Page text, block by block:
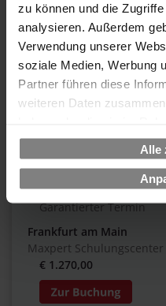
zu können und die
analysieren. Außerdem
Verwendung unserer
soziale Medien, Werbung
Partner führen diese
weiteren Daten
gesammelt haben.
Alle
23.09. - 25.09.26
Garantierter Termin
Online LIVE
working @ home / hybrid
23.09. - 25.09.26
Garantierter Termin
Frankfurt am Main
Maxpert
€ 1.270,00